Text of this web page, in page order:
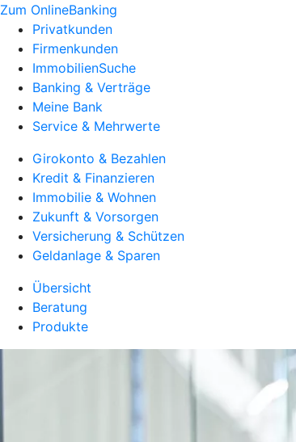
Zum OnlineBanking
Privatkunden
Firmenkunden
ImmobilienSuche
Banking & Verträge
Meine Bank
Service & Mehrwerte
Girokonto & Bezahlen
Kredit & Finanzieren
Immobilie & Wohnen
Zukunft & Vorsorgen
Versicherung & Schützen
Geldanlage & Sparen
Übersicht
Beratung
Produkte